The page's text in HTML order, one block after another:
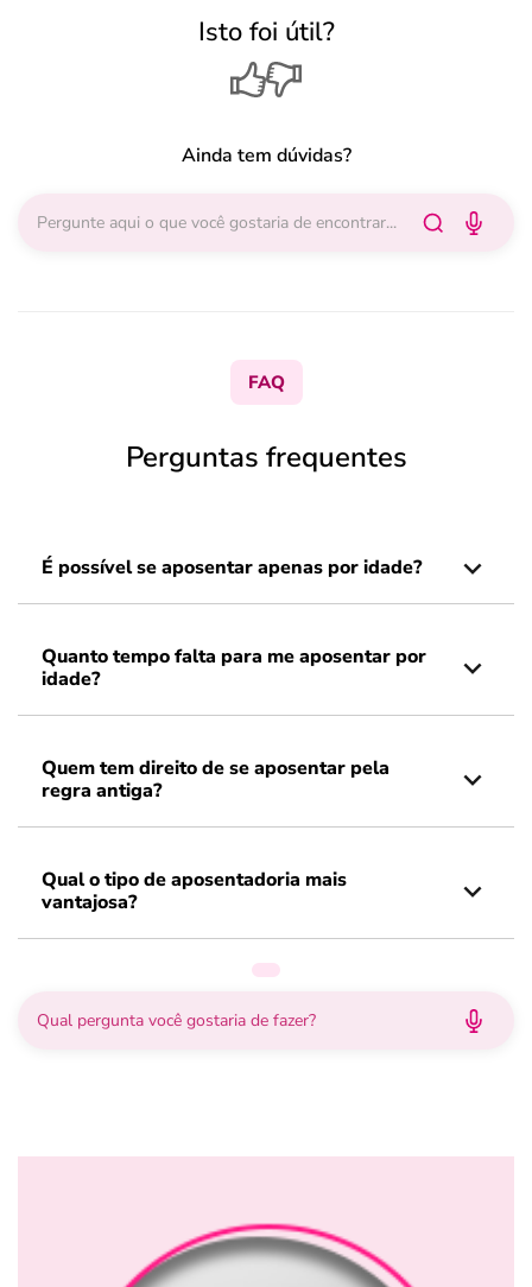
Isto foi útil?
Ainda tem dúvidas?
FAQ
Perguntas frequentes
É possível se aposentar apenas por idade?
Quanto tempo falta para me aposentar por
idade?
Quem tem direito de se aposentar pela
regra antiga?
Qual o tipo de aposentadoria mais
vantajosa?